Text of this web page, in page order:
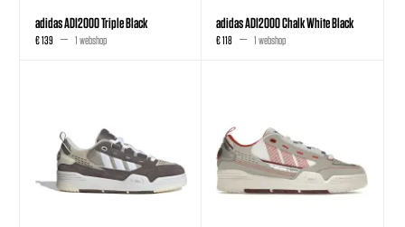
adidas ADI2000 Triple Black
€ 139 1 webshop
adidas ADI2000 Chalk White Black
€ 118 1 webshop